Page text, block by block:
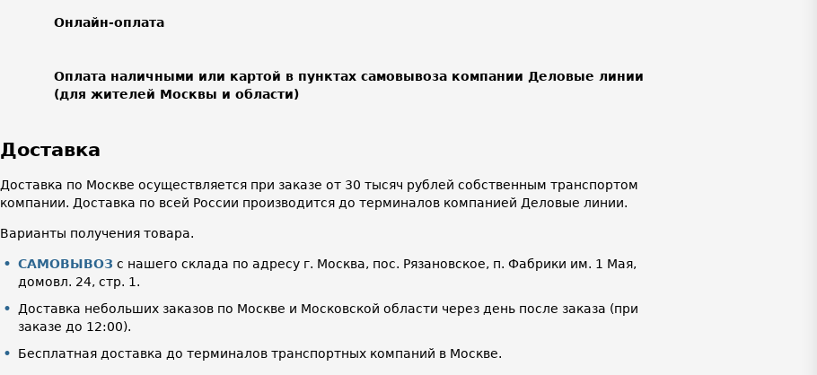
Онлайн-оплата
Оплата наличными или картой в пунктах самовывоза компании Деловые линии
(для жителей Москвы и области)
Доставка
Доставка по Москве осуществляется при заказе от 30 тысяч рублей собственным транспортом
компании. Доставка по всей России производится до терминалов компанией Деловые линии.
Варианты получения товара.
САМОВЫВОЗ с нашего склада по адресу г. Москва, пос. Рязановское, п. Фабрики им. 1 Мая,
домовл. 24, стр. 1.
Доставка небольших заказов по Москве и Московской области через день после заказа (при
заказе до 12:00).
Бесплатная доставка до терминалов транспортных компаний в Москве.